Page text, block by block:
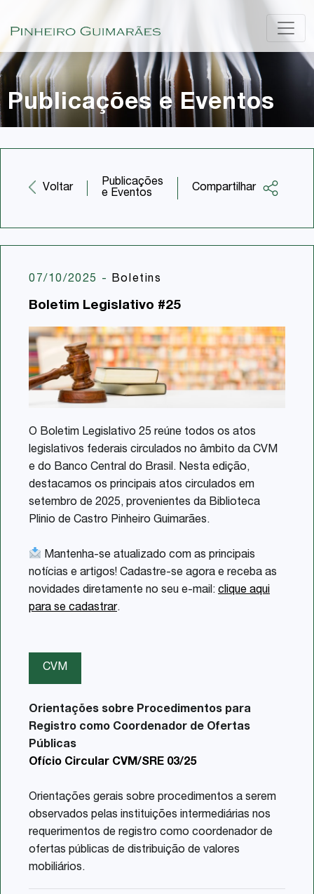
Publicações e Eventos
Voltar
Publicações
e Eventos
Compartilhar
Twitter
07/10/2025 - Boletins
Boletim Legislativo #25
O Boletim Legislativo 25 reúne todos os atos
legislativos federais circulados no âmbito da CVM
e do Banco Central do Brasil. Nesta edição,
destacamos os principais atos circulados em
setembro de 2025, provenientes da Biblioteca
Plinio de Castro Pinheiro Guimarães.
Mantenha-se atualizado com as principais
notícias e artigos! Cadastre-se agora e receba as
novidades diretamente no seu e-mail: clique aqui
para se cadastrar.
CVM
Orientações sobre Procedimentos para
Registro como Coordenador de Ofertas
Públicas
Ofício Circular CVM/SRE 03/25
Orientações gerais sobre procedimentos a serem
observados pelas instituições intermediárias nos
requerimentos de registro como coordenador de
ofertas públicas de distribuição de valores
mobiliários.